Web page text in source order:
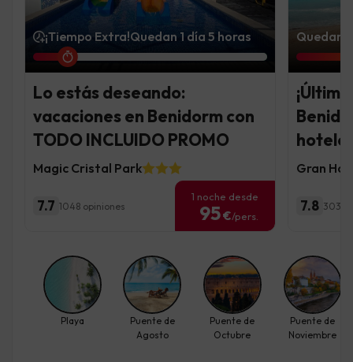
¡Tiempo Extra!Quedan 1 día 5 horas
Lo estás deseando:
vacaciones en Benidorm con
TODO INCLUIDO PROMO
Magic Cristal Park
7.7 1048 opiniones
1 noche desde
95€/pers.
Quedan
Gran
7.8 3030
Playa
Puente de
Agosto
Puente de
Octubre
Puente de
Noviembre